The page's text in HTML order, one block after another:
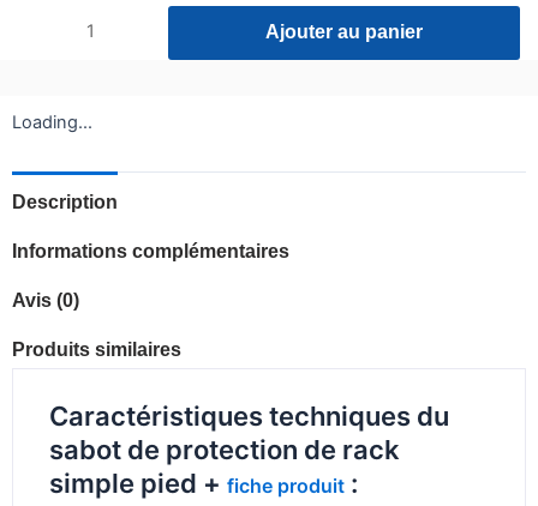
Ajouter au panier
Loading...
Description
Informations complémentaires
Avis (0)
Produits similaires
Caractéristiques techniques du
sabot de protection de rack
simple pied + fiche produit :